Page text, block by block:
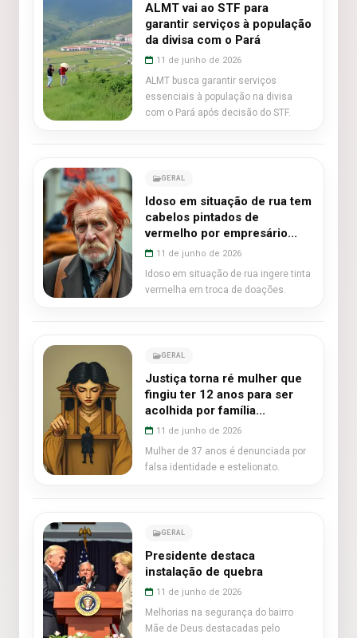
ALMT vai ao STF para
garantir serviços à população
da divisa com o Pará
11 de junho de 2026
ALMT busca garantir serviços
essenciais à população na divisa
com o Pará após decisão do STF.
GERAL
Idoso em situação de rua tem
cabelos pintados de
vermelho por empresário...
11 de junho de 2026
Idoso em situação de rua ingere tinta
vermelha em troca de doações.
GERAL
Justiça torna ré mulher que
fingiu ter 12 anos para ser
acolhida por família...
11 de junho de 2026
Mulher de 37 anos é denunciada por
falsa identidade e estelionato.
GERAL
Presidente destaca
instalação de quebra
11 de junho de 2026
Melhorias na segurança do bairro
Mãe de Deus destacadas pelo